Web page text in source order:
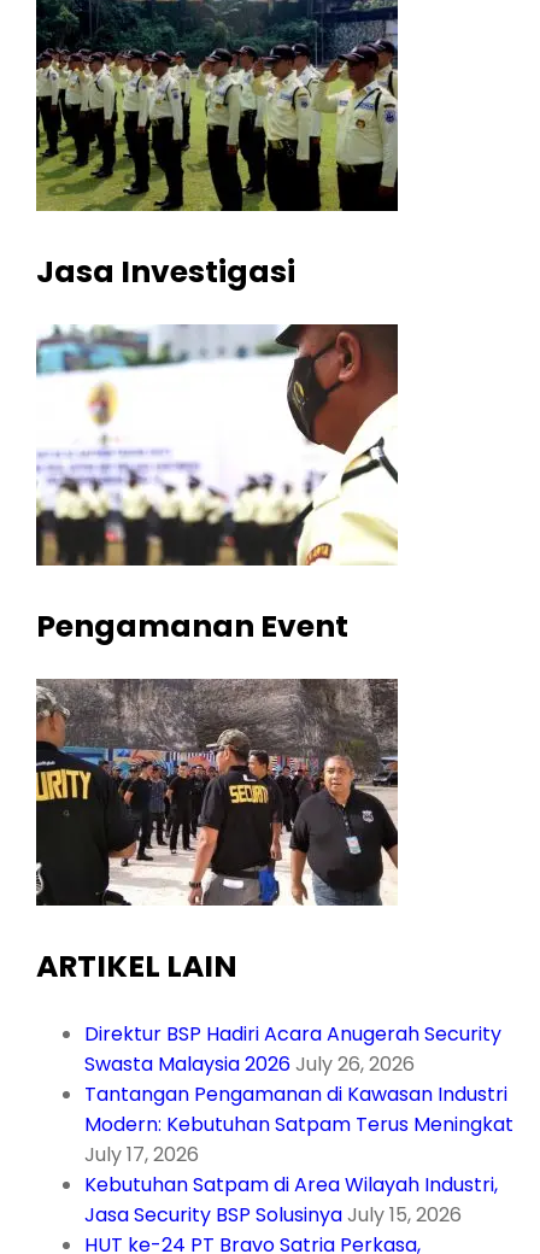
Jasa Investigasi
Pengamanan Event
ARTIKEL LAIN
Direktur BSP Hadiri Acara Anugerah Security
Swasta Malaysia 2026July 26, 2026
Tantangan Pengamanan di Kawasan Industri
Modern: Kebutuhan Satpam Terus Meningkat
July 17, 2026
Kebutuhan Satpam di Area Wilayah Industri,
Jasa Security BSP SolusinyaJuly 15, 2026
HUT ke-24 PT Bravo Satria Perkasa,